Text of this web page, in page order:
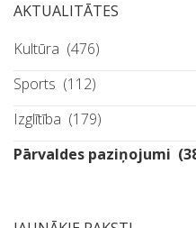
AKTUALITĀTES
Kultūra (476)
Sports (112)
Izglītība (179)
Pārvaldes paziņojumi